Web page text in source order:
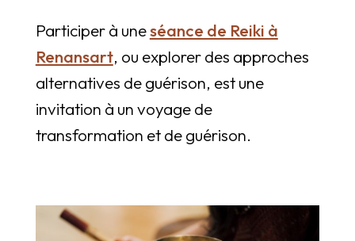
Participer à uneséance de Reiki à
Renansart, ou explorer des approches
alternatives de guérison, est une
invitation à un voyage de
transformation et de guérison.